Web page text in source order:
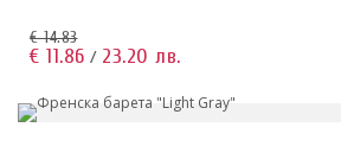
€ 14.83
€ 11.86 / 23.20 лв.